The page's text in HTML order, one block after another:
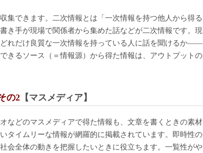
集できます。二次情報とは「一次情報を持つ他人から得る
き手が現場で関係者から集めた話などが二次情報です。現
れだけ良質な一次情報を持っている人に話を聞けるか――
きるソース（＝情報源）から得た情報は、アウトプットの
の2 【マスメディア】
などのマスメディアで得た情報も、文章を書くときの素材
タイムリーな情報が網羅的に掲載されています。即時性の
会全体の動きを把握したいときに役立ちます。一覧性がや